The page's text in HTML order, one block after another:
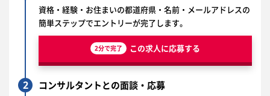
資格・経験・お住まいの都道府県・名前・メールアドレスの
簡単ステップでエントリーが完了します。
2分で完了 この求人に応募する
2 コンサルタントとの面談・応募